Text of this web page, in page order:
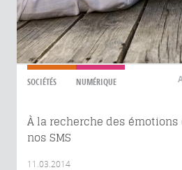
SOCIÉTÉS NUMÉRIQUE
À la recherche des émotions
nos SMS
11.03.2014